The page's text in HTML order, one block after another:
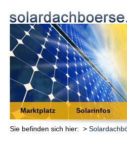
Marktplatz Solarinfos
Sie befinden sich hier: >